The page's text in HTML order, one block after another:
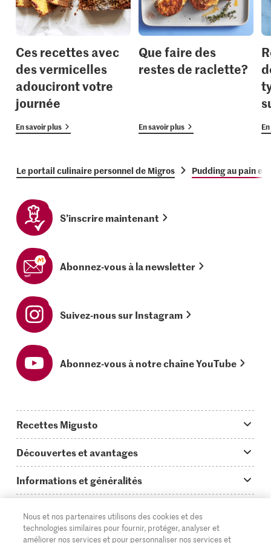
Ces recettes avec
des vermicelles
adouciront votre
journée
En savoir plus
Que faire des
restes de raclette?
En savoir plus
Le portail culinaire personnel de Migros Pudding au pain et
S’inscrire maintenant
Abonnez-vous à la newsletter
Suivez-nous sur Instagram
Abonnez-vous à notre chaîne YouTube
Recettes Migusto
Idées de menus
Plats principaux
Simple & vite prêt
Découvertes et avantages
On en parle...
Tutoriels
Informations et généralités
Questions concernant Migusto
Cuisiner avec Migusto
Supermarché
Nous et nos partenaires utilisons des cookies et des
technologies similaires pour fournir, protéger, analyser et
améliorer nos services et pour personnaliser nos services et